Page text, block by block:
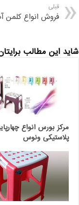
قبلی
فروش انواع کلمن
شاید این مطالب
مرکز بورس انواع
پلاستیکی ونوس